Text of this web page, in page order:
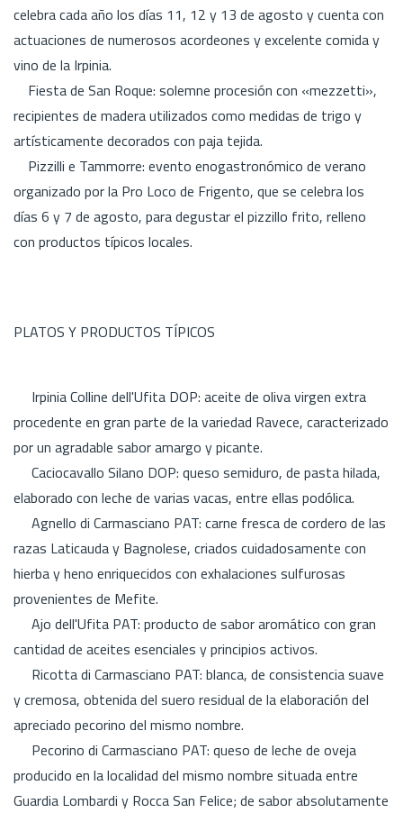
celebra cada año los días 11, 12 y 13 de agosto y cuenta con
actuaciones de numerosos acordeones y excelente comida y
vino de la Irpinia.
Fiesta de San Roque: solemne procesión con «mezzetti»,
recipientes de madera utilizados como medidas de trigo y
artísticamente decorados con paja tejida.
Pizzilli e Tammorre: evento enogastronómico de verano
organizado por la Pro Loco de Frigento, que se celebra los
días 6 y 7 de agosto, para degustar el pizzillo frito, relleno
con productos típicos locales.
PLATOS Y PRODUCTOS TÍPICOS
Irpinia Colline dell'Ufita DOP: aceite de oliva virgen extra
procedente en gran parte de la variedad Ravece, caracterizado
por un agradable sabor amargo y picante.
Caciocavallo Silano DOP: queso semiduro, de pasta hilada,
elaborado con leche de varias vacas, entre ellas podólica.
Agnello di Carmasciano PAT: carne fresca de cordero de las
razas Laticauda y Bagnolese, criados cuidadosamente con
hierba y heno enriquecidos con exhalaciones sulfurosas
provenientes de Mefite.
Ajo dell'Ufita PAT: producto de sabor aromático con gran
cantidad de aceites esenciales y principios activos.
Ricotta di Carmasciano PAT: blanca, de consistencia suave
y cremosa, obtenida del suero residual de la elaboración del
apreciado pecorino del mismo nombre.
Pecorino di Carmasciano PAT: queso de leche de oveja
producido en la localidad del mismo nombre situada entre
Guardia Lombardi y Rocca San Felice; de sabor absolutamente